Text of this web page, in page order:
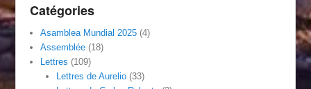
Catégories
Asamblea Mundial 2025 (4)
Assemblée (18)
Lettres (109)
Lettres de Aurelio(33)